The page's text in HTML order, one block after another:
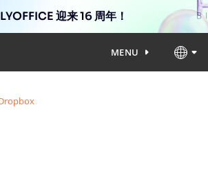
迎来 16 周年！
MENU